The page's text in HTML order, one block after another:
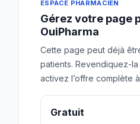
ESPACE PHARMACIEN
Gérez votre page
OuiPharma
Cette page peut déjà
patients. Revendiquez-
activez l’offre complète
Gratuit